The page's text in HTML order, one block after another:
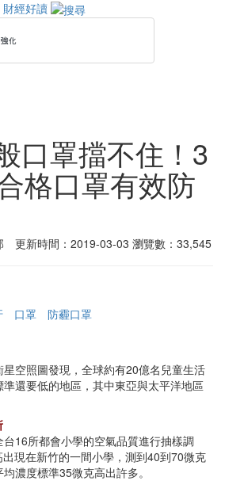
經好讀
口罩擋不住！3
格口罩有效防
更新時間：2019-03-03 瀏覽數：33,545
口罩 防霾口罩
空照圖發現，全球約有20億名兒童生活
還要低的地區，其中東亞與太平洋地區
16所都會小學的空氣品質進行抽樣調
現在新竹的一間小學，測到40到70微克
濃度標準35微克高出許多。